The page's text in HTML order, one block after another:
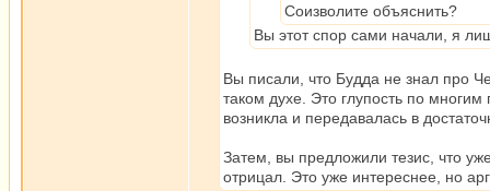
Соизволите объяснить?
Вы этот спор сами начали, я
Вы писали, что Будда не знал про
таком духе. Это глупость по
возникла и передавалась в
Затем, вы предложили тезис, что
отрицал. Это уже интереснее, но